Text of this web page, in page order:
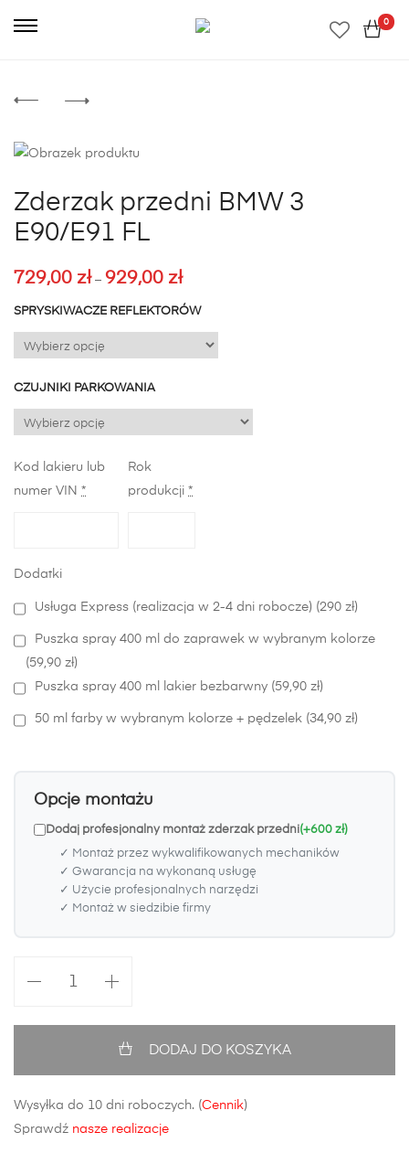
0
Zderzak przedni BMW 3
E90/E91 FL
729,00 zł – 929,00 złZakres
cen:
729,00 zł
SPRYSKIWACZE REFLEKTORÓW
CZUJNIKI PARKOWANIA
Kod lakieru lub
numer VIN *
Rok
produkcji *
Dodatki
Usługa Express (realizacja w 2-4 dni robocze) (290 zł)
Puszka spray 400 ml do zaprawek w wybranym kolorze
(59,90 zł)
Puszka spray 400 ml lakier bezbarwny (59,90 zł)
50 ml farby w wybranym kolorze + pędzelek (34,90 zł)
Opcje montażu
Dodaj profesjonalny montaż zderzak przedni(+600 zł)
✓ Montaż przez wykwalifikowanych mechaników
✓ Gwarancja na wykonaną usługę
✓ Użycie profesjonalnych narzędzi
✓ Montaż w siedzibie firmy
FL
DODAJ DO KOSZYKA
Wysyłka do 10 dni roboczych. (Cennik)
Sprawdź nasze realizacje